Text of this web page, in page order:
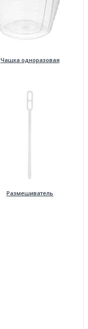
Чашка одноразовая
Размешиватель